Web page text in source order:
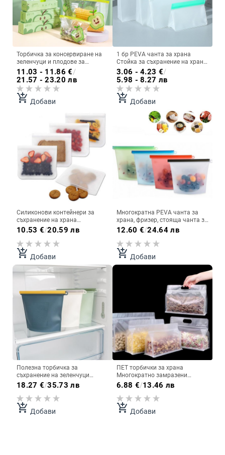
Торбичка за консервиране на
зеленчуци и плодове за
многократна употреба
Хладилник Торбичка за
свежест Храна Запечатана
торбичка за съхранение
Найлонова торбичка
11.03 - 11.86 €/
21.57 - 23.20 лв
add_shopping_cart Добави
1 бр PEVA чанта за храна
Стойка за съхранение на храна
Непропусклива чанта с цип
Затворена чанта за
многократна употреба Кухня
Плодове зеленчуци Пресни
затворена чанта
3.06 - 4.23 €/
5.98 - 8.27 лв
add_shopping_cart Добави
Силиконови контейнери за
съхранение на храна
Непропускливи Чанти за
многократна употреба
Кухненски торбички за
съхранение на храна във
фризер Без BPA
10.53 €/20.59 лв
add_shopping_cart Добави
Многократна PEVA чанта за
храна, фризер, стояща чанта за
съхранение на храна,
силиконова чанта,
непропусклива горна част,
кухненски органайзер, пресни
затворени торбички, без BPA
12.60 €/24.64 лв
add_shopping_cart Добави
Полезна торбичка за
съхранение на зеленчуци
Силиконова торбичка за
консервиране на храна Голям
капацитет Торбичка за
съхранение на храна за
зеленчуци и месо Спестява
18.27 €/35.73 лв
add_shopping_cart Добави
ПЕТ торбички за храна
Многократно замразени
торбички за съхранение на
храна Непропусклив Кухненски
органайзер Свежите затворени
торбички са подходящи за
всякакъв вид
6.88 €/13.46 лв
add_shopping_cart Добави